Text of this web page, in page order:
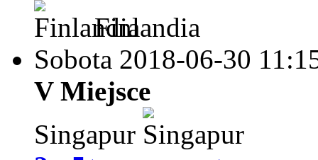
Finlandia
Sobota 2018-06-30
V Miejsce
Singapur